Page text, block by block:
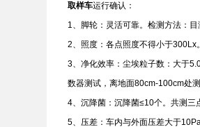
取样车运行确认：
1、脚轮：灵活可靠。检测方法：目
2、照度：各点照度不得小于300Lx
3、净化效率：尘埃粒子数：大于
数器测试，离地面80cm-100cm处
4、沉降菌：沉降菌≤10个。共测三
5、压差：车内与外面压差大于